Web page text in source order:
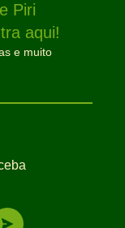
Piri
aqui!
e muito